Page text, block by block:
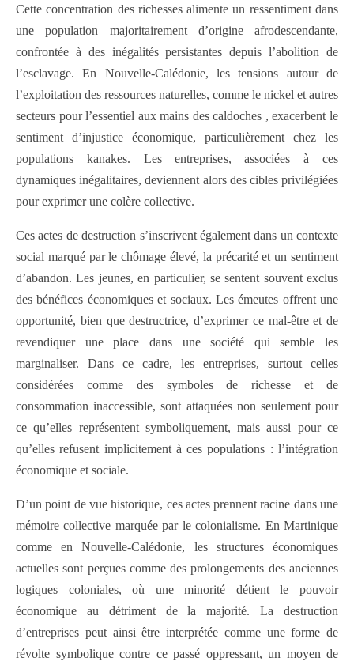
Cette concentration des richesses alimente un ressentiment dans
une population majoritairement d’origine afrodescendante,
confrontée à des inégalités persistantes depuis l’abolition de
l’esclavage. En Nouvelle-Calédonie, les tensions autour de
l’exploitation des ressources naturelles, comme le nickel et autres
secteurs pour l’essentiel aux mains des caldoches , exacerbent le
sentiment d’injustice économique, particulièrement chez les
populations kanakes. Les entreprises, associées à ces
dynamiques inégalitaires, deviennent alors des cibles privilégiées
pour exprimer une colère collective.
Ces actes de destruction s’inscrivent également dans un contexte
social marqué par le chômage élevé, la précarité et un sentiment
d’abandon. Les jeunes, en particulier, se sentent souvent exclus
des bénéfices économiques et sociaux. Les émeutes offrent une
opportunité, bien que destructrice, d’exprimer ce mal-être et de
revendiquer une place dans une société qui semble les
marginaliser. Dans ce cadre, les entreprises, surtout celles
considérées comme des symboles de richesse et de
consommation inaccessible, sont attaquées non seulement pour
ce qu’elles représentent symboliquement, mais aussi pour ce
qu’elles refusent implicitement à ces populations : l’intégration
économique et sociale.
D’un point de vue historique, ces actes prennent racine dans une
mémoire collective marquée par le colonialisme. En Martinique
comme en Nouvelle-Calédonie, les structures économiques
actuelles sont perçues comme des prolongements des anciennes
logiques coloniales, où une minorité détient le pouvoir
économique au détriment de la majorité. La destruction
d’entreprises peut ainsi être interprétée comme une forme de
révolte symbolique contre ce passé oppressant, un moyen de